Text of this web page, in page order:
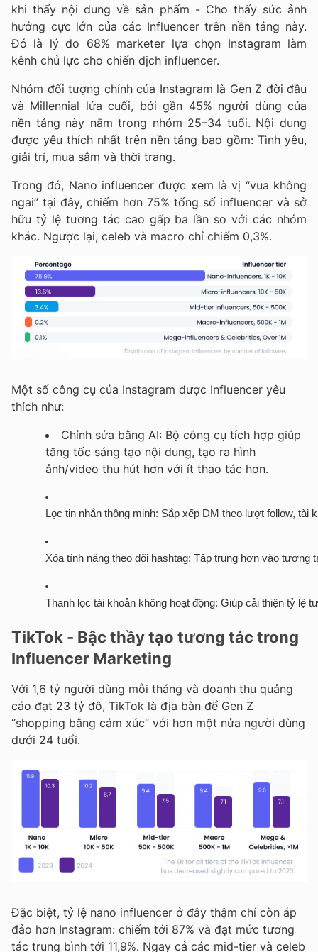
khi thấy nội dung về sản phẩm - Cho thấy sức ảnh
hưởng cực lớn của các Influencer trên nền tảng này.
Đó là lý do 68% marketer lựa chọn Instagram làm
kênh chủ lực cho chiến dịch influencer.
Nhóm đối tượng chính của Instagram là Gen Z đời đầu
và Millennial lứa cuối, bởi gần 45% người dùng của
nền tảng này nằm trong nhóm 25–34 tuổi. Nội dung
được yêu thích nhất trên nền tảng bao gồm: Tình yêu,
giải trí, mua sắm và thời trang.
Trong đó, Nano influencer được xem là vị “vua không
ngai” tại đây, chiếm hơn 75% tổng số influencer và sở
hữu tỷ lệ tương tác cao gấp ba lần so với các nhóm
khác. Ngược lại, celeb và macro chỉ chiếm 0,3%.
Một số công cụ của Instagram được Influencer yêu
thích như:
Chỉnh sửa bằng AI: Bộ công cụ tích hợp giúp
tăng tốc sáng tạo nội dung, tạo ra hình
ảnh/video thu hút hơn với ít thao tác hơn.
Lọc tin nhắn thông minh: Sắp xếp DM theo lượt follow, tài
Xóa tính năng theo dõi hashtag: Tập trung hơn vào tương
Thanh lọc tài khoản không hoạt động: Giúp cải thiện tỷ lệ
TikTok - Bậc thầy tạo tương tác trong
Influencer Marketing
Với 1,6 tỷ người dùng mỗi tháng và doanh thu quảng
cáo đạt 23 tỷ đô, TikTok là địa bàn để Gen Z
“shopping bằng cảm xúc” với hơn một nửa người dùng
dưới 24 tuổi.
Đặc biệt, tỷ lệ nano influencer ở đây thậm chí còn áp
đảo hơn Instagram: chiếm tới 87% và đạt mức tương
tác trung bình tới 11,9%. Ngay cả các mid-tier và celeb